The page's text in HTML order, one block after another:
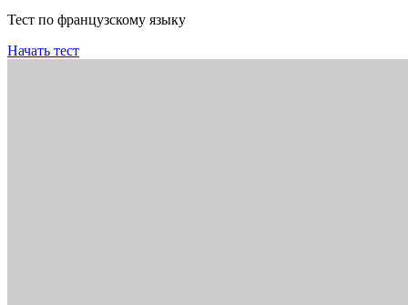
Тест по французскому языку
Начать тест